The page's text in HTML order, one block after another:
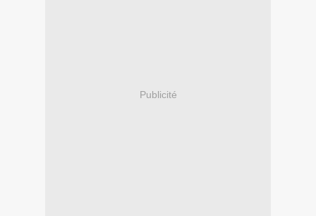
Publicité